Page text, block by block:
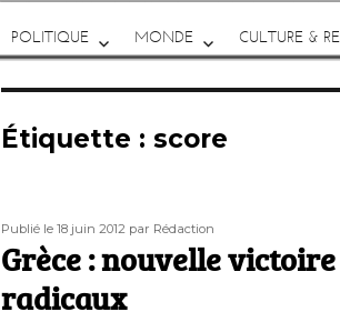
POLITIQUE MONDE CULTURE &
Étiquette : score
Publié
le
Publié le 18 juin 2012 Auteur
par Rédaction
Grèce : nouvelle
radicaux